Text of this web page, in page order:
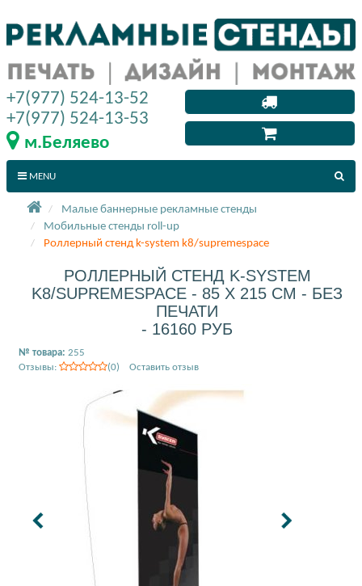
Малые баннерные рекламные стенды
Мобильные стенды roll-up
Роллерный стенд k-system k8/supremespace
РОЛЛЕРНЫЙ СТЕНД K-SYSTEM
K8/SUPREMESPACE - 85 X 215 СМ - БЕЗ
ПЕЧАТИ
- 16160 РУБ
№ товара: 255
Отзывы:
(0) Оставить отзыв
+7(977) 524-13-52
+7(977) 524-13-53
м.Беляево
MENU